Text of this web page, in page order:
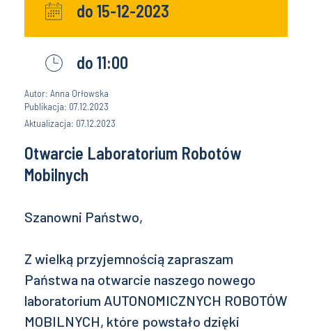
do 15-12-2023
do 11:00
Autor: Anna Orłowska
Publikacja: 07.12.2023
Aktualizacja: 07.12.2023
Otwarcie Laboratorium Robotów
Mobilnych
Szanowni Państwo,
Z wielką przyjemnością zapraszam
Państwa na otwarcie naszego nowego
laboratorium AUTONOMICZNYCH ROBOTÓW
MOBILNYCH, które powstało dzięki